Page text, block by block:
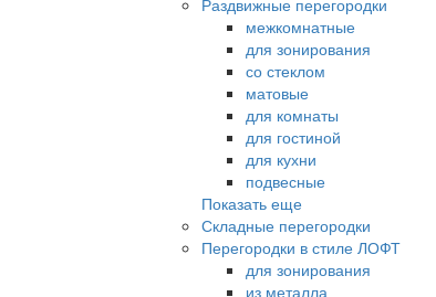
межкомнатные
для зонирования
со стеклом
матовые
для комнаты
для гостиной
для кухни
подвесные
Показать еще
Складные перегородки
Перегородки в стиле ЛОФТ
для зонирования
из металла